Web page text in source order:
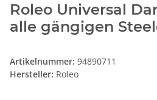
Roleo Universal
alle gängigen
Artikelnummer: 94890711
Hersteller: Roleo